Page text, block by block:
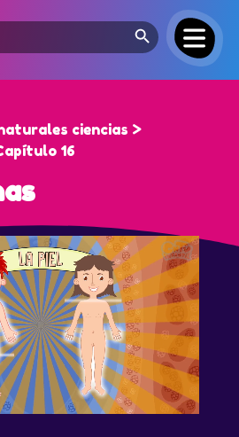
Search Button
ciencias >
16